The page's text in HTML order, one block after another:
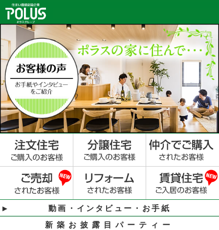
動画・インタビュー・お手紙
新築お披露目パーティー